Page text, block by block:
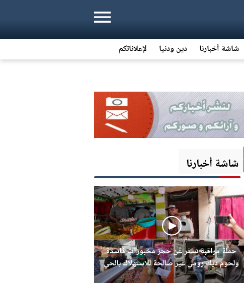
شاشة أخبارنا دين ودنيا لإعلاناتكم
شاشة أخبارنا
حملة مراقبة تسفر عن حجز مخبوزات فاسدة
ولحوم ديك رومي غير صالحة للاستهلاك بالحي
الحسني